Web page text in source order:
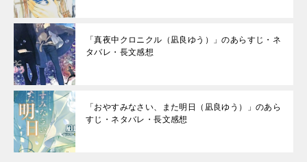
「真夜中クロニクル（凪良ゆう）」のあらすじ・ネ
タバレ・長文感想
「おやすみなさい、また明日（凪良ゆう）」のあら
すじ・ネタバレ・長文感想